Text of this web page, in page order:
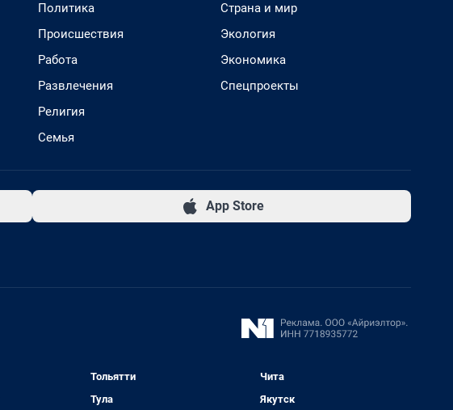
Политика
Происшествия
Работа
Развлечения
Религия
Семья
Страна и мир
Экология
Экономика
Спецпроекты
App Store
Тольятти
Тула
Чита
Якутск